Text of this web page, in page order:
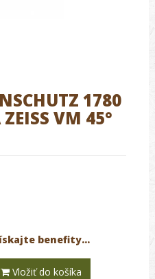
1780
VM 45°
benefity...
Vložiť do košíka